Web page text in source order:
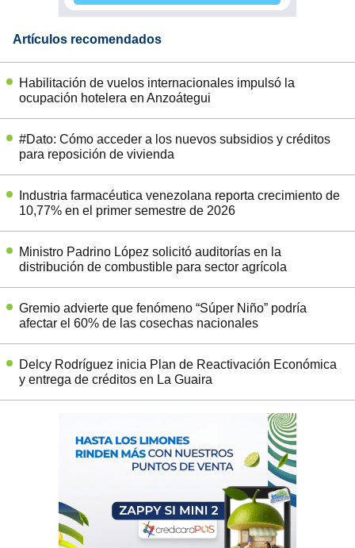
Artículos recomendados
Habilitación de vuelos internacionales impulsó la
ocupación hotelera en Anzoátegui
#Dato: Cómo acceder a los nuevos subsidios y créditos
para reposición de vivienda
Industria farmacéutica venezolana reporta crecimiento de
10,77% en el primer semestre de 2026
Ministro Padrino López solicitó auditorías en la
distribución de combustible para sector agrícola
Gremio advierte que fenómeno “Súper Niño” podría
afectar el 60% de las cosechas nacionales
Delcy Rodríguez inicia Plan de Reactivación Económica
y entrega de créditos en La Guaira